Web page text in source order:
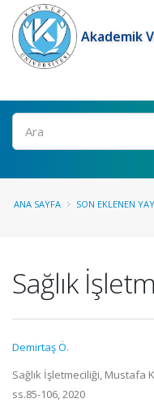
Akademik
Ara
ANA SAYFA SON EKLENEN
Sağlık
Demirtaş Ö.
Sağlık İşletmeciliği, Mustafa
ss.85-106, 2020